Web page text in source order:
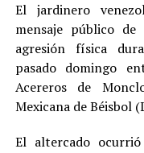
El jardinero
mensaje público
agresión física
pasado domingo
Acereros de
Mexicana de Béisbol
El altercado